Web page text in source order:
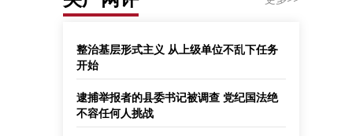
整治基层形式主义 从上级单位不乱下任务
开始
逮捕举报者的县委书记被调查 党纪国法绝
不容任何人挑战